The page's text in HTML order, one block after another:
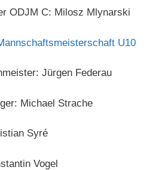
ODJM C: Milosz Mlynarski
U10
Jürgen Federau
Michael Strache
Syré
Vogel